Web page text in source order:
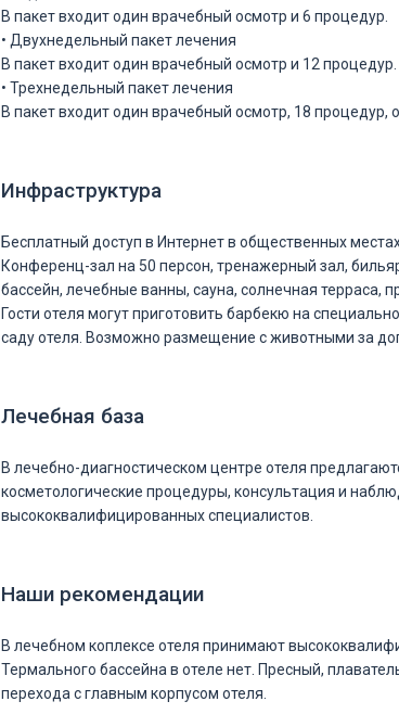
В пакет входит один врачебный осмотр и 6 процедур.
• Двухнедельный пакет лечения
В пакет входит один врачебный осмотр и 12 процедур.
• Трехнедельный пакет лечения
В пакет входит один врачебный осмотр, 18 процедур,
Инфраструктура
Бесплатный доступ в Интернет в общественных
Конференц-зал на 50 персон, тренажерный зал,
бассейн, лечебные ванны, сауна, солнечная терраса,
Гости отеля могут приготовить барбекю на
саду отеля. Возможно размещение с животными за
Лечебная база
В лечебно-диагностическом центре отеля
косметологические процедуры, консультация и
высококвалифицированных специалистов.
Наши рекомендации
В лечебном коплексе отеля принимают
Термального бассейна в отеле нет. Пресный,
перехода с главным корпусом отеля.